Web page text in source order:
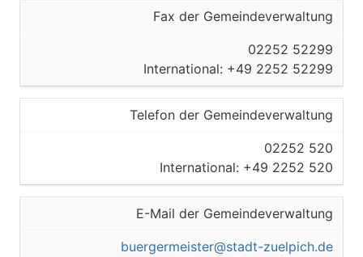
Fax der Gemeindeverwaltung
02252 52299
International: +49 2252 52299
Telefon der Gemeindeverwaltung
02252 520
International: +49 2252 520
E-Mail der Gemeindeverwaltung
buergermeister@stadt-zuelpich.de